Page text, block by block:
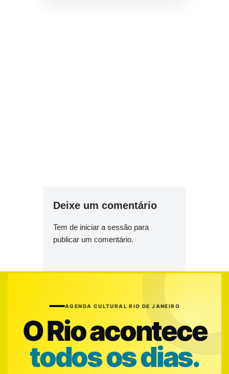
Deixe um comentário
Tem de iniciar a sessão para
publicar um comentário.
AGENDA CULTURAL RIO DE JANEIRO
O Rio acontece
todos os dias.